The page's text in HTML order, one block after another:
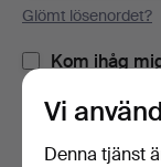
Glömt lösenordet?
Kom ihåg
Vi
Denna tjänst